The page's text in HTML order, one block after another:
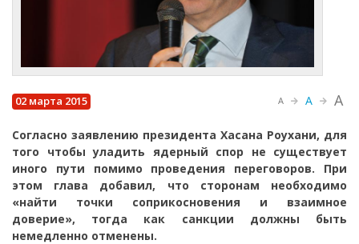
02 марта 2015 A A A
Согласно заявлению президента Хасана Роухани, для
того чтобы уладить ядерный спор не существует
иного пути помимо проведения переговоров. При
этом глава добавил, что сторонам необходимо
«найти точки соприкосновения и взаимное
доверие», тогда как санкции должны быть
немедленно отменены.